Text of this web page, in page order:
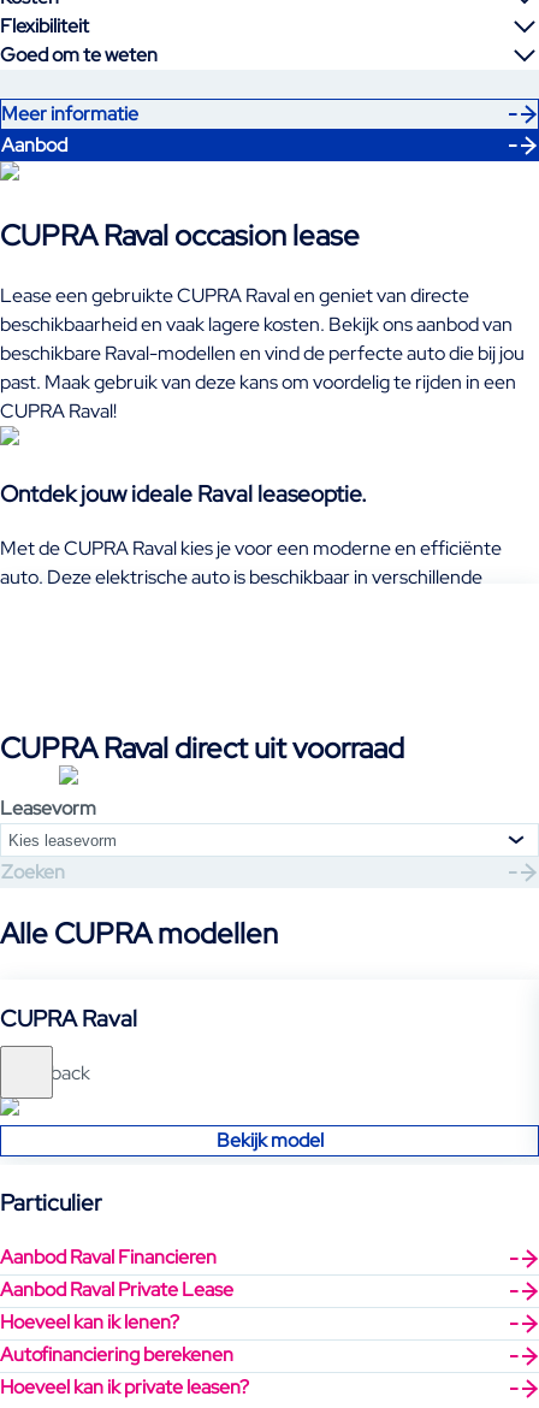
Flexibiliteit
Goed om te weten
Meer informatie
Aanbod
CUPRA Raval occasion lease
Lease een gebruikte CUPRA Raval en geniet van directe
beschikbaarheid en vaak lagere kosten. Bekijk ons aanbod van
beschikbare Raval-modellen en vind de perfecte auto die bij jou
past. Maak gebruik van deze kans om voordelig te rijden in een
CUPRA Raval!
Ontdek jouw ideale Raval leaseoptie.
Met de CUPRA Raval kies je voor een moderne en efficiënte
auto. Deze elektrische auto is beschikbaar in verschillende
zorgen van eigendom.
CUPRA Raval direct uit voorraad
Leasevorm
Kies leasevorm
Zoeken
Alle CUPRA modellen
CUPRA Raval
Hatchback
Bekijk model
Particulier
Aanbod Raval Financieren
Aanbod Raval Private Lease
Hoeveel kan ik lenen?
Autofinanciering berekenen
Hoeveel kan ik private leasen?